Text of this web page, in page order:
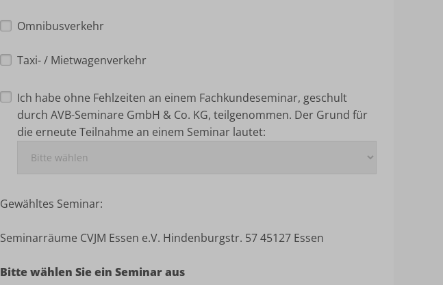
Omnibusverkehr
Taxi- / Mietwagenverkehr
Ich habe ohne Fehlzeiten an einem Fachkundeseminar, geschult
durch AVB-Seminare GmbH & Co. KG, teilgenommen. Der Grund für
die erneute Teilnahme an einem Seminar lautet:
Gewähltes Seminar:
Seminarräume CVJM Essen e.V. Hindenburgstr. 57 45127 Essen
Bitte wählen Sie ein Seminar aus